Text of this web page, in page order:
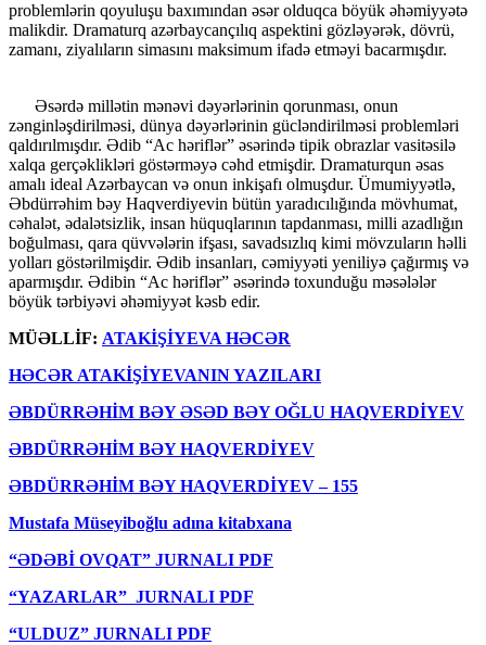
problemlərin qoyuluşu baxımından əsər olduqca böyük əhəmiyyətə
malikdir. Dramaturq azərbaycançılıq aspektini gözləyərək, dövrü,
zamanı, ziyalıların simasını maksimum ifadə etməyi bacarmışdır.
Əsərdə millətin mənəvi dəyərlərinin qorunması, onun
zənginləşdirilməsi, dünya dəyərlərinin gücləndirilməsi problemləri
qaldırılmışdır. Ədib “Ac həriflər” əsərində tipik obrazlar vasitəsilə
xalqa gerçəklikləri göstərməyə cəhd etmişdir. Dramaturqun əsas
amalı ideal Azərbaycan və onun inkişafı olmuşdur. Ümumiyyətlə,
Əbdürrəhim bəy Haqverdiyevin bütün yaradıcılığında mövhumat,
cəhalət, ədalətsizlik, insan hüquqlarının tapdanması, milli azadlığın
boğulması, qara qüvvələrin ifşası, savadsızlıq kimi mövzuların həlli
yolları göstərilmişdir. Ədib insanları, cəmiyyəti yeniliyə çağırmış və
aparmışdır. Ədibin “Ac həriflər” əsərində toxunduğu məsələlər
böyük tərbiyəvi əhəmiyyət kəsb edir.
MÜƏLLİF: ATAKİŞİYEVA HƏCƏR
HƏCƏR ATAKİŞİYEVANIN YAZILARI
ƏBDÜRRƏHİM BƏY ƏSƏD BƏY OĞLU HAQVERDİYEV
ƏBDÜRRƏHİM BƏY HAQVЕRDİYЕV
ƏBDÜRRƏHİM BƏY HAQVЕRDİYЕV – 155
Mustafa Müseyiboğlu adına kitabxana
“ƏDƏBİ OVQAT” JURNALI PDF
“YAZARLAR” JURNALI PDF
“ULDUZ” JURNALI PDF